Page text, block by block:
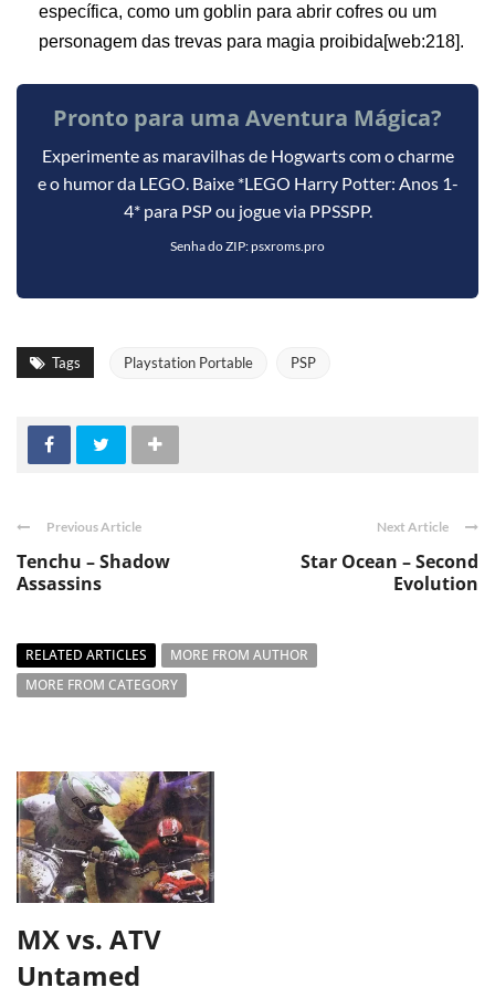
específica, como um goblin para abrir cofres ou um
personagem das trevas para magia proibida[web:218].
Pronto para uma Aventura Mágica?
Experimente as maravilhas de Hogwarts com o charme
e o humor da LEGO. Baixe *LEGO Harry Potter: Anos 1-
4* para PSP ou jogue via PPSSPP.
Senha do ZIP: psxroms.pro
Tags Playstation Portable PSP
Previous Article
Tenchu – Shadow
Assassins
Next Article
Star Ocean – Second
Evolution
RELATED ARTICLES
MORE FROM AUTHOR
MORE FROM CATEGORY
MX vs. ATV
Untamed